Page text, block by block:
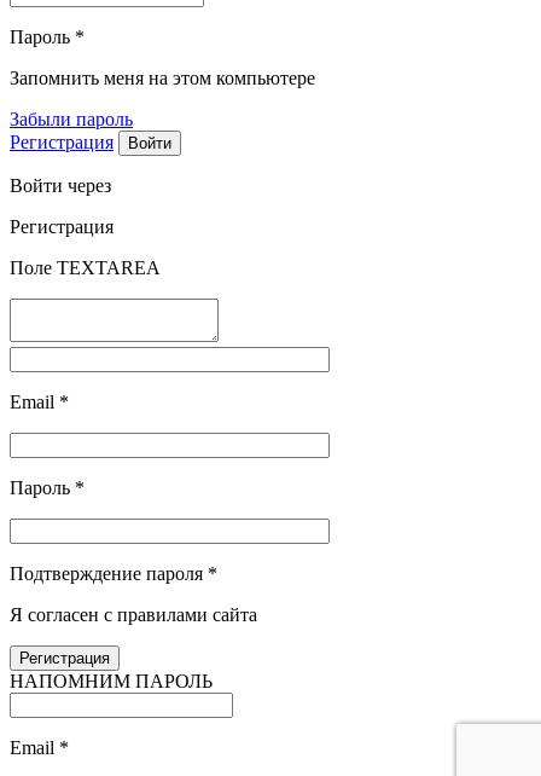
Пароль *
Запомнить меня на этом компьютере
Забыли пароль
Регистрация
Войти через
Регистрация
Поле TEXTAREA
Email *
Пароль *
Подтверждение пароля *
Я согласен с правилами сайта
НАПОМНИМ ПАРОЛЬ
Email *